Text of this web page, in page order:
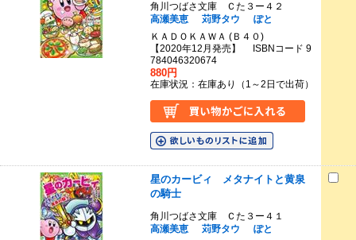
角川つばさ文庫 Ｃた３ー４２
高瀬美恵
苅野タウ
ぽと
ＫＡＤＯＫＡＷＡ (Ｂ４０)
【2020年12月発売】 ISBNコード 9
784046320674
880円
在庫状況：在庫あり（1～2日で出荷）
星のカービィ メタナイトと黄泉
の騎士
角川つばさ文庫 Ｃた３ー４１
高瀬美恵
苅野タウ
ぽと